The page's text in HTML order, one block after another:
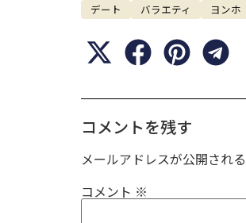
デート バラエティ ヨンホ
コメントを残す
メールアドレスが公開され
コメント ※